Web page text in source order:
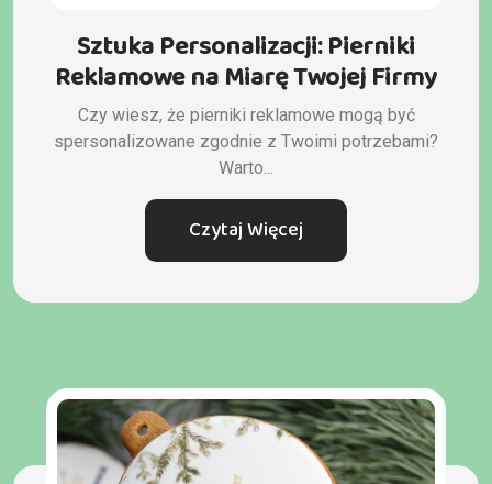
Sztuka Personalizacji: Pierniki
Reklamowe na Miarę Twojej Firmy
Czy wiesz, że pierniki reklamowe mogą być
spersonalizowane zgodnie z Twoimi potrzebami?
Warto...
Czytaj Więcej